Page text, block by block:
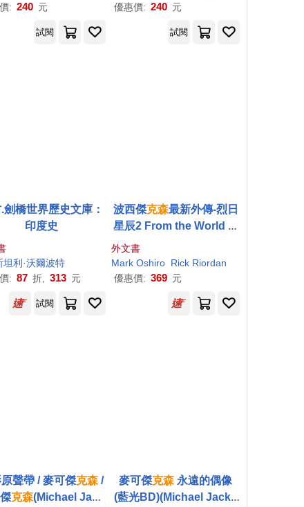
: 240 元
優惠價: 240 元
試閱 試閱
陈晓飞
撒克思高（Stig Saxegaard）
陈晓飞
劍橋世界歷史文庫：
印度史
利·沃爾波特
: 87 折, 313 元
波西傑克森最新外傳-烈日
星辰2 From the World of
Percy Jackson: The Co
urt of the Dead:A Nicodi
Angelo Adventure
外文書
Mark Oshiro Rick Riordan
優惠價: 369 元
試閱
聲帶 / 麥可傑克森/
克森(Michael Jack
麥可傑克森 永遠的偶像
(藍光BD)(Michael Jacks